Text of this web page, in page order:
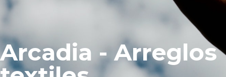
Arcadia - Arreglos